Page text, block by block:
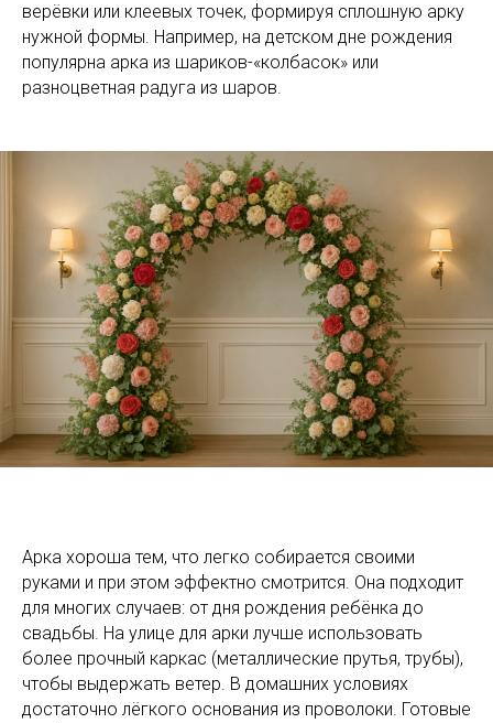
верёвки или клеевых точек, формируя сплошную арку
нужной формы. Например, на детском дне рождения
популярна арка из шариков-«колбасок» или
разноцветная радуга из шаров.
Арка хороша тем, что легко собирается своими
руками и при этом эффектно смотрится. Она подходит
для многих случаев: от дня рождения ребёнка до
свадьбы. На улице для арки лучше использовать
более прочный каркас (металлические прутья, трубы),
чтобы выдержать ветер. В домашних условиях
достаточно лёгкого основания из проволоки. Готовые